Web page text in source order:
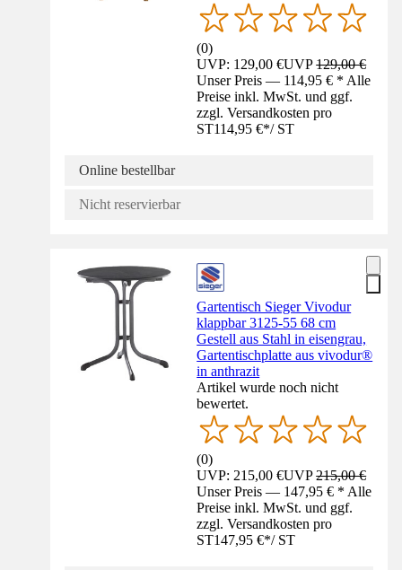
(0)
UVP: 129,00 €UVP129,00 €
Unser Preis — 114,95 € * Alle
Preise inkl. MwSt. und ggf.
zzgl. Versandkosten pro
ST114,95 €*/ ST
Online bestellbar
Nicht reservierbar
Gartentisch Sieger Vivodur
klappbar 3125-55 68 cm
Gestell aus Stahl in eisengrau,
Gartentischplatte aus vivodur®
in anthrazit
Artikel wurde noch nicht
bewertet.
(0)
UVP: 215,00 €UVP215,00 €
Unser Preis — 147,95 € * Alle
Preise inkl. MwSt. und ggf.
zzgl. Versandkosten pro
ST147,95 €*/ ST